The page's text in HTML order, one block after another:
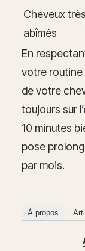
Cheveux très
abîmés
En
votre routine
de votre
toujours sur
10 minutes
pose
par mois.
À propos